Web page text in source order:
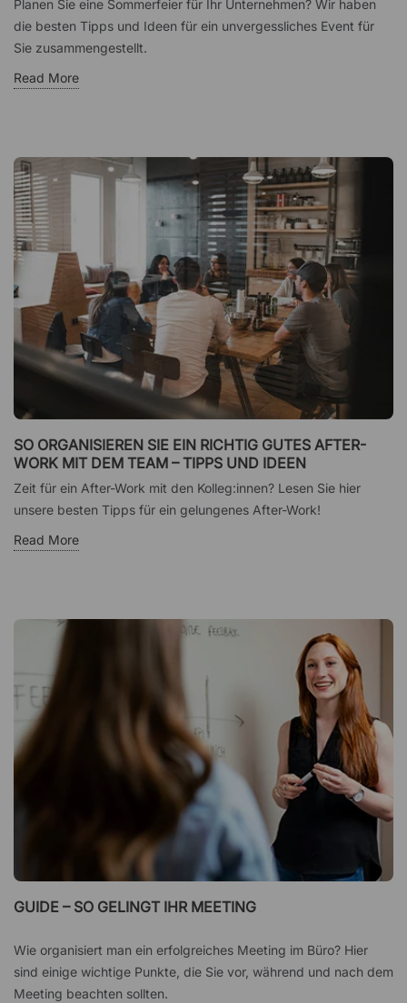
Planen Sie eine Sommerfeier für Ihr Unternehmen? Wir haben
die besten Tipps und Ideen für ein unvergessliches Event für
Sie zusammengestellt.
Read More
SO ORGANISIEREN SIE EIN RICHTIG GUTES AFTER-
WORK MIT DEM TEAM – TIPPS UND IDEEN
Zeit für ein After-Work mit den Kolleg:innen? Lesen Sie hier
unsere besten Tipps für ein gelungenes After-Work!
Read More
GUIDE – SO GELINGT IHR MEETING
Wie organisiert man ein erfolgreiches Meeting im Büro? Hier
sind einige wichtige Punkte, die Sie vor, während und nach dem
Meeting beachten sollten.